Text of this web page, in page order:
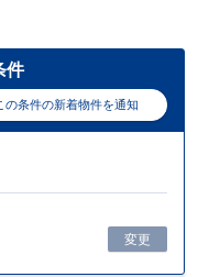
件
の条件の新着物件を通知
変更